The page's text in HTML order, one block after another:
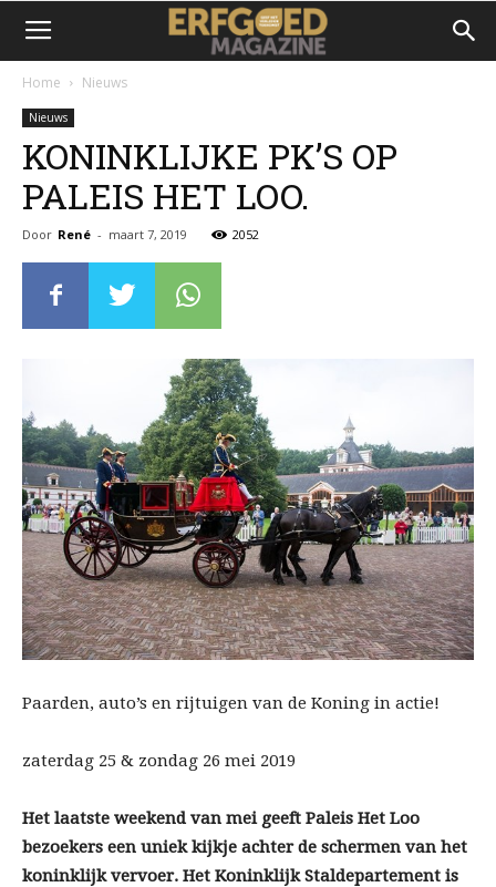
Home Nieuws
Nieuws
KONINKLIJKE PK’S OP
PALEIS HET LOO.
Door René - maart 7, 2019 2052
Paarden, auto’s en rijtuigen van de Koning in actie!
zaterdag 25 & zondag 26 mei 2019
Het laatste weekend van mei geeft Paleis Het Loo
bezoekers een uniek kijkje achter de schermen van het
koninklijk vervoer. Het Koninklijk Staldepartement is